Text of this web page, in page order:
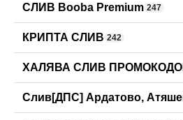
СЛИВ Booba Premium 247
КРИПТА СЛИВ 242
ХАЛЯВА СЛИВ
Слив[ДПС] Ардатово,